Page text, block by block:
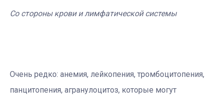
Со стороны крови и лимфатической системы
Очень редко: анемия, лейкопения, тромбоцитопения,
панцитопения, агранулоцитоз, которые могут